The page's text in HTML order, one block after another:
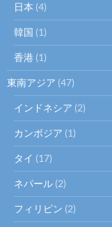
日本 (4)
韓国 (1)
香港 (1)
東南アジア (47)
インドネシア (2)
カンボジア (1)
タイ (17)
ネパール (2)
フィリピン (2)